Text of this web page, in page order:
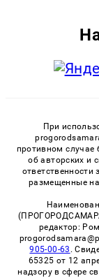
При
противном
об авторских и
размещенные
редактор:
905-00-63 .
65325 от 12
надзору в сфере